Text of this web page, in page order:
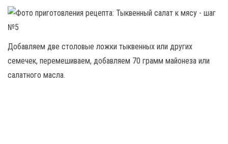
Добавляем две столовые ложки тыквенных или других
семечек, перемешиваем, добавляем 70 грамм майонеза или
салатного масла.